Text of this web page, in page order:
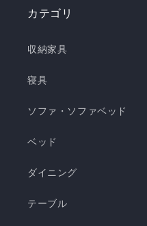
き枕 ❄️強冷感3層ごろ寝
ッド ❄️強冷感極厚ラグ
ケット ・選べる4サイ
シブル仕様 ・柔らかく
濯できてお手入れ簡単
暑地 くしゅくしゅケット
カテゴリ
収納家具
寝具
ソファ・ソファベッド
ベッド
ダイニング
テーブル